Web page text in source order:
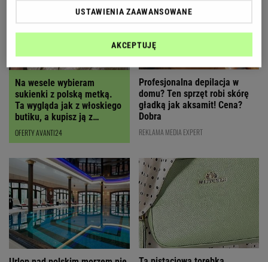
Na wesele wybieram
sukienki z polską metką.
Ta wygląda jak z włoskiego
butiku, a kupisz ją z
RABATEM
OFERTY AVANTI24
Profesjonalna depilacja w
domu? Ten sprzęt robi skórę
gładką jak aksamit! Cena?
Dobra
REKLAMA MEDIA EXPERT
USTAWIENIA ZAAWANSOWANE
AKCEPTUJĘ